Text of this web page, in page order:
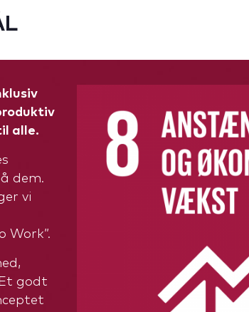
alle.
dem.
vi
Work”.
godt